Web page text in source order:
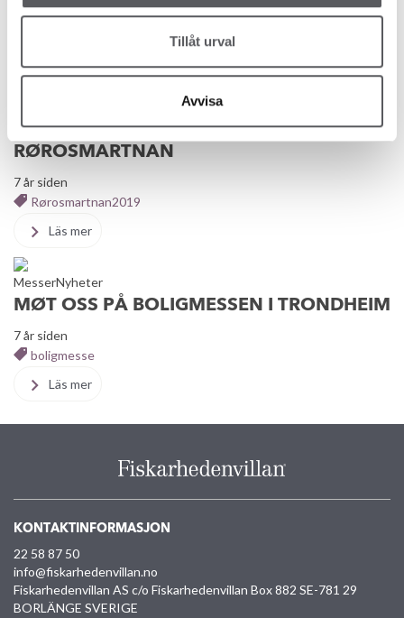
Tillåt urval
Avvisa
1 år siden
FISKARHEDENVILLAN PÅ
RØROSMARTNAN
7 år siden
Rørosmartnan2019
Läs mer
MesserNyheter
MØT OSS PÅ BOLIGMESSEN I TRONDHEIM
7 år siden
boligmesse
Läs mer
KONTAKTINFORMASJON
22 58 87 50
info@fiskarhedenvillan.no
Fiskarhedenvillan AS c/o Fiskarhedenvillan Box 882 SE-781 29
BORLÄNGE SVERIGE